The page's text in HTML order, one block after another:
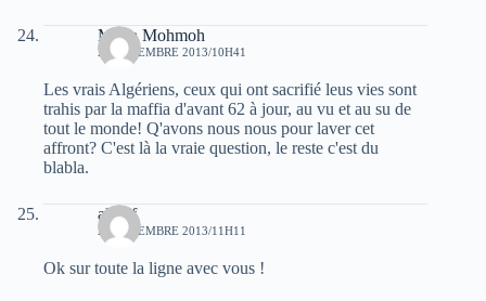
Moha Mohmoh
23 DÉCEMBRE 2013/10H41
Les vrais Algériens, ceux qui ont sacrifié leus vies sont
trahis par la maffia d'avant 62 à jour, au vu et au su de
tout le monde! Q'avons nous nous pour laver cet
affront? C'est là la vraie question, le reste c'est du
blabla.
algerf
23 DÉCEMBRE 2013/11H11
Ok sur toute la ligne avec vous !